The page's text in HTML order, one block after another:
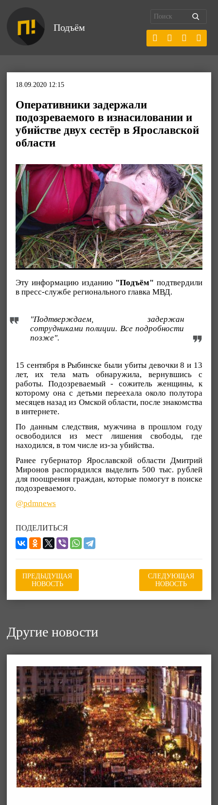
Подъём
18.09.2020 12:15
Оперативники задержали
подозреваемого в изнасиловании и
убийстве двух сестёр в Ярославской
области
Эту информацию изданию "Подъём" подтвердили
в пресс-службе регионального главка МВД.
"Подтверждаем, задержан
сотрудниками полиции. Все подробности
позже".
15 сентября в Рыбинске были убиты девочки 8 и 13
лет, их тела мать обнаружила, вернувшись с
работы. Подозреваемый - сожитель женщины, к
которому она с детьми переехала около полутора
месяцев назад из Омской области, после знакомства
в интернете.
По данным следствия, мужчина в прошлом году
освободился из мест лишения свободы, где
находился, в том числе из-за убийства.
Ранее губернатор Ярославской области Дмитрий
Миронов распорядился выделить 500 тыс. рублей
для поощрения граждан, которые помогут в поиске
подозреваемого.
@pdmnews
ПОДЕЛИТЬСЯ
ПРЕДЫДУЩАЯ
НОВОСТЬ
СЛЕДУЮЩАЯ
НОВОСТЬ
Другие новости